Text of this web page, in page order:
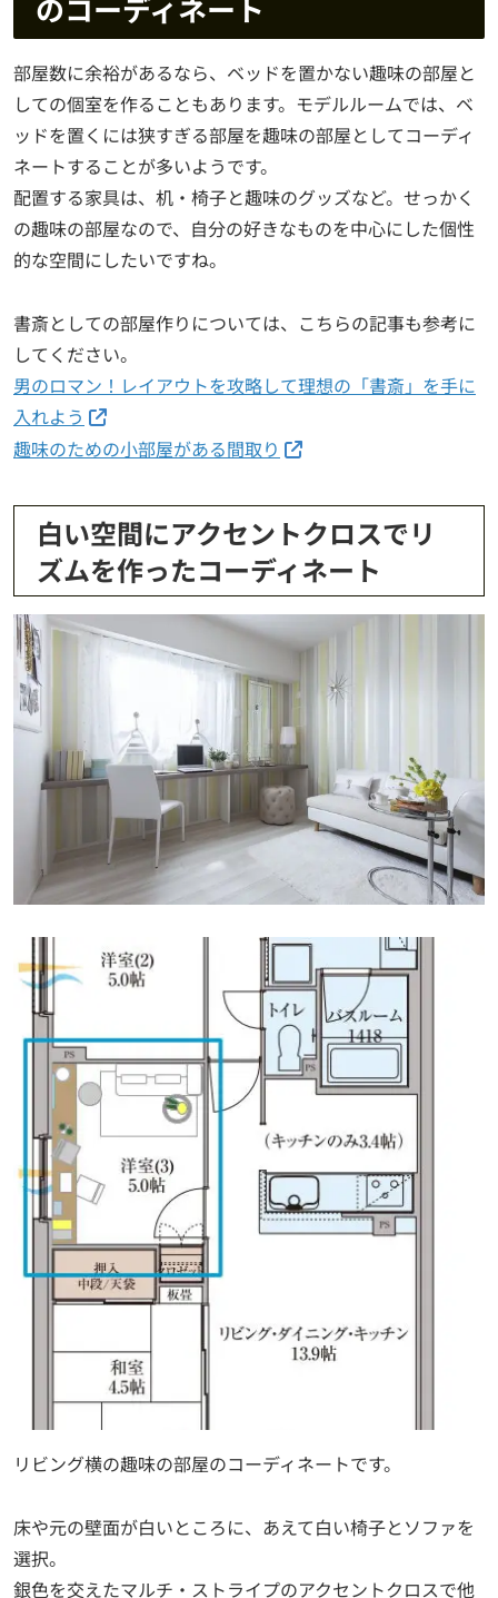
のコーディネート
部屋数に余裕があるなら、ベッドを置かない趣味の部屋と
しての個室を作ることもあります。モデルルームでは、ベ
ッドを置くには狭すぎる部屋を趣味の部屋としてコーディ
ネートすることが多いようです。
配置する家具は、机・椅子と趣味のグッズなど。せっかく
の趣味の部屋なので、自分の好きなものを中心にした個性
的な空間にしたいですね。
書斎としての部屋作りについては、こちらの記事も参考に
してください。
男のロマン！レイアウトを攻略して理想の「書斎」を手に
入れよう
趣味のための小部屋がある間取り
白い空間にアクセントクロスでリ
ズムを作ったコーディネート
リビング横の趣味の部屋のコーディネートです。
床や元の壁面が白いところに、あえて白い椅子とソファを
選択。
銀色を交えたマルチ・ストライプのアクセントクロスで他